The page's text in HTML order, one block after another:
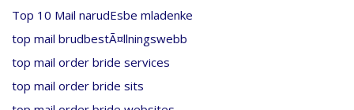
Top 10 Mail narudЕѕbe mladenke
top mail brudbestÃ¤llningswebb
top mail order bride services
top mail order bride sits